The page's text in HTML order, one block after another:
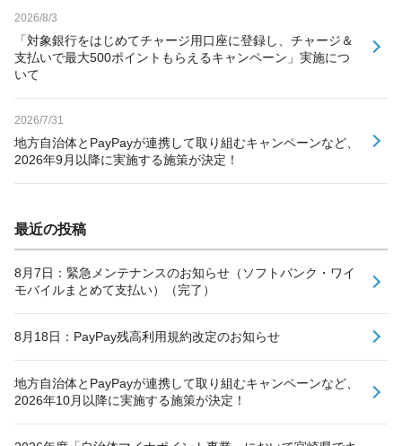
2026/8/3
「対象銀行をはじめてチャージ用口座に登録し、チャージ＆
支払いで最大500ポイントもらえるキャンペーン」実施につ
いて
2026/7/31
地方自治体とPayPayが連携して取り組むキャンペーンなど、
2026年9月以降に実施する施策が決定！
最近の投稿
8月7日：緊急メンテナンスのお知らせ（ソフトバンク・ワイ
モバイルまとめて支払い）（完了）
8月18日：PayPay残高利用規約改定のお知らせ
地方自治体とPayPayが連携して取り組むキャンペーンなど、
2026年10月以降に実施する施策が決定！